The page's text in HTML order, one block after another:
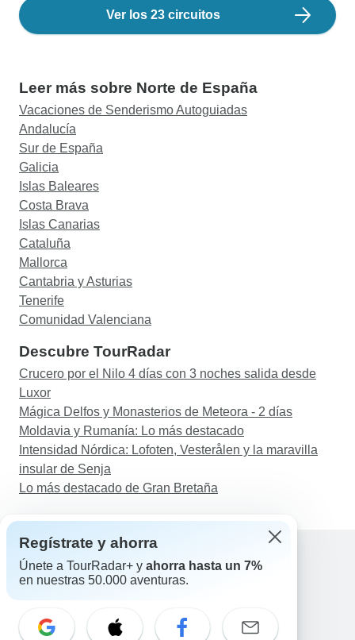
Ver los 23 circuitos
Leer más sobre Norte de España
Vacaciones de Senderismo Autoguiadas
Andalucía
Sur de España
Galicia
Islas Baleares
Costa Brava
Islas Canarias
Cataluña
Mallorca
Cantabria y Asturias
Tenerife
Comunidad Valenciana
Descubre TourRadar
Crucero por el Nilo 4 días con 3 noches salida desde
Luxor
Mágica Delfos y Monasterios de Meteora - 2 días
Moldavia y Rumanía: Lo más destacado
Intensidad Nórdica: Lofoten, Vesterålen y la maravilla
insular de Senja
Lo más destacado de Gran Bretaña
Ayuda
Correo electrónico: support@tourradar.com
Regístrate y ahorra
Únete a TourRadar+ y ahorra hasta un 7%
en nuestras 50.000 aventuras.